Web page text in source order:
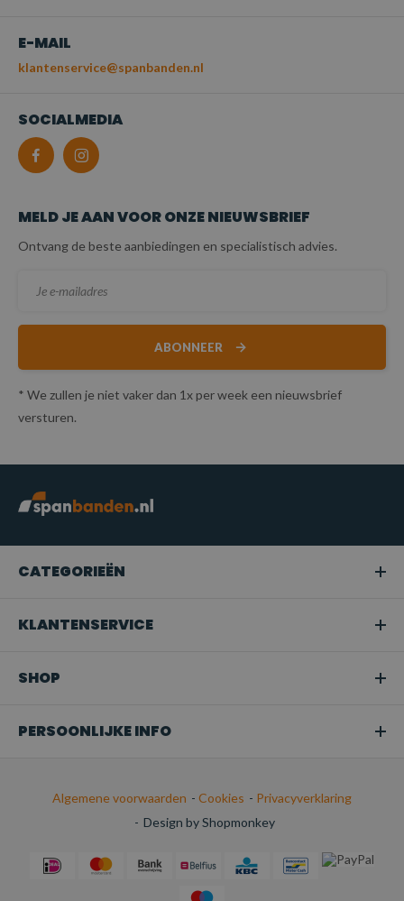
E-MAIL
klantenservice@spanbanden.nl
SOCIALMEDIA
MELD JE AAN VOOR ONZE NIEUWSBRIEF
Ontvang de beste aanbiedingen en specialistisch advies.
ABONNEER
* We zullen je niet vaker dan 1x per week een nieuwsbrief
versturen.
CATEGORIEËN
KLANTENSERVICE
SHOP
PERSOONLIJKE INFO
Algemene voorwaarden - Cookies - Privacyverklaring
- Design by Shopmonkey